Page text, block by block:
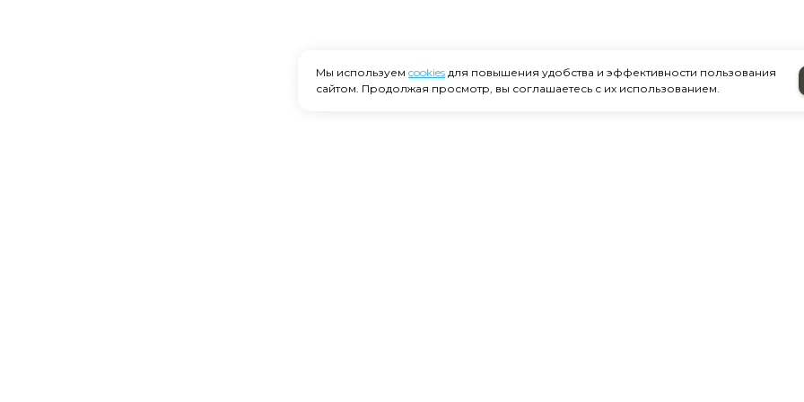
Мы используем cookies для повышения удобства и эффективности пользования
сайтом. Продолжая просмотр, вы соглашаетесь с их использованием.